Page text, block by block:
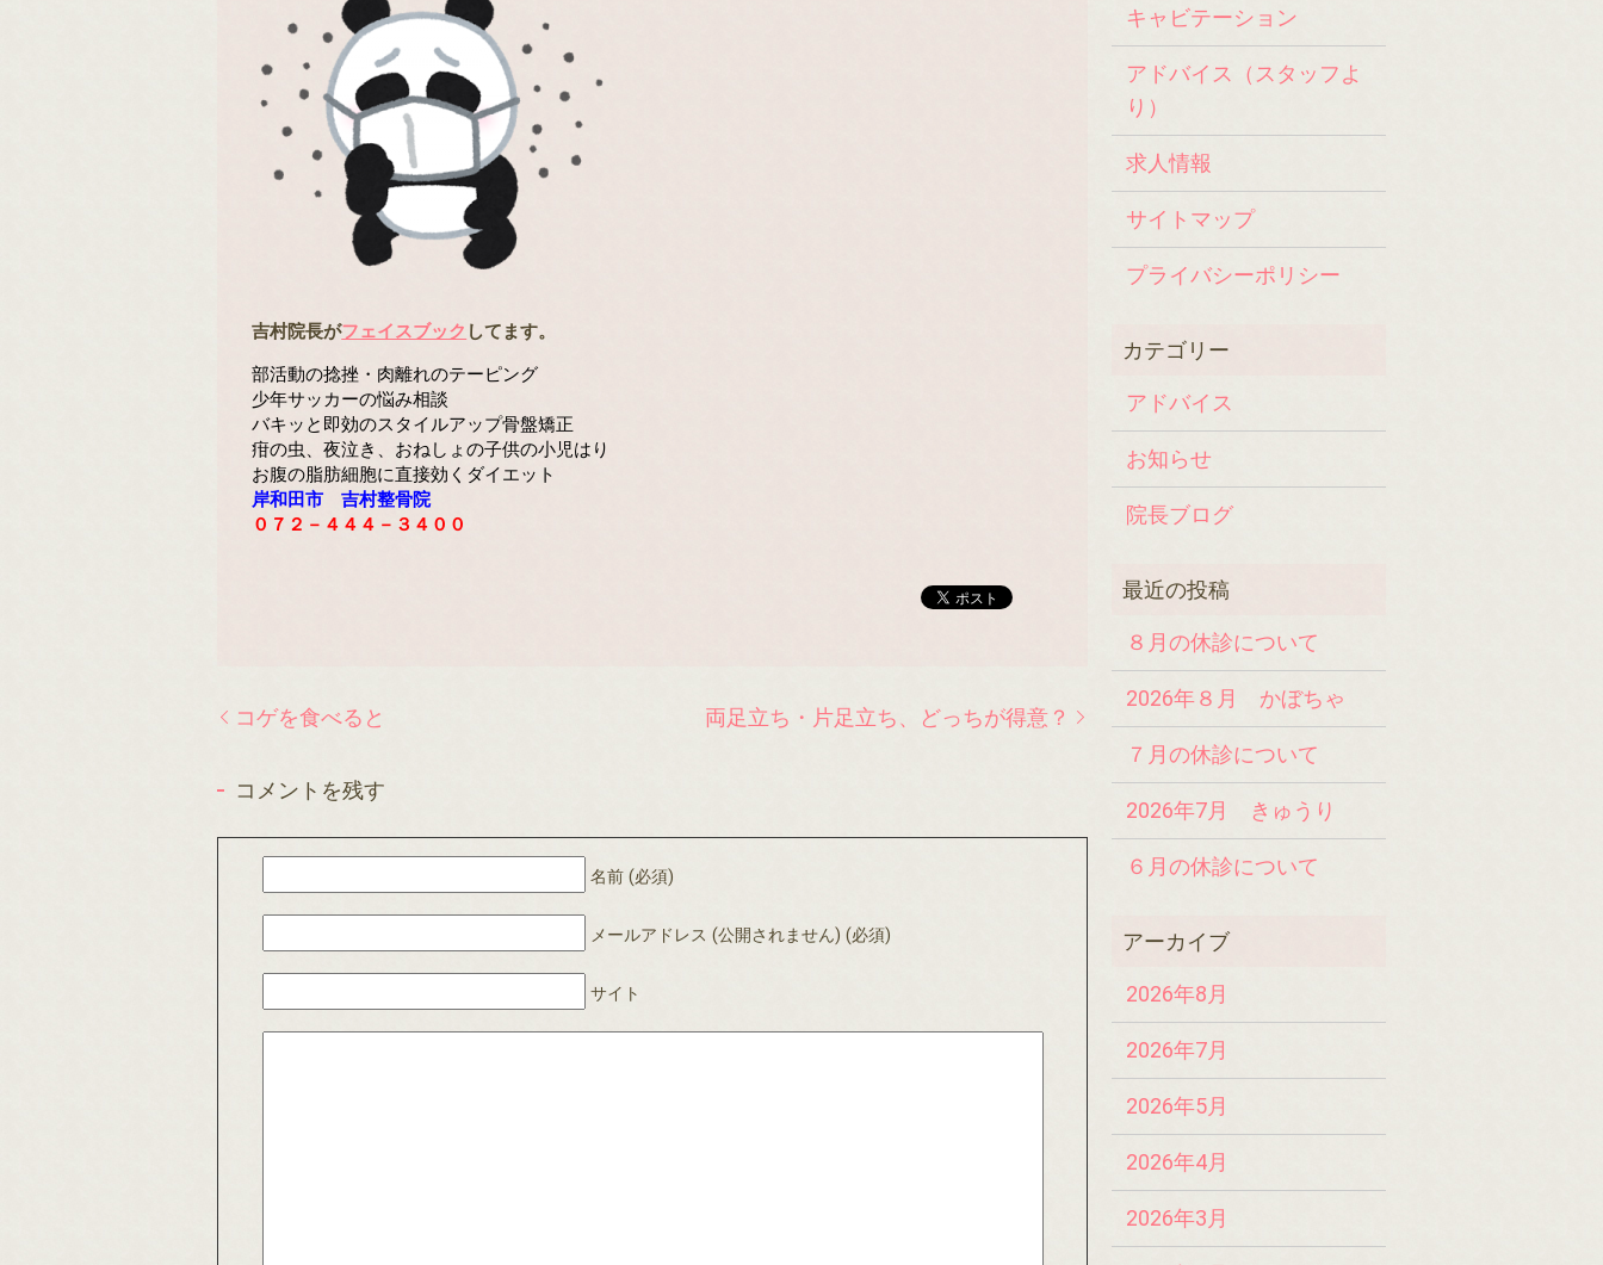
吉村院長がフェイスブック してます。
部活動の捻挫・肉離れのテーピング
少年サッカーの悩み相談
バキッと即効のスタイルアップ骨盤矯正
疳の虫、夜泣き、おねしょの子供の小児はり
お腹の脂肪細胞に直接効くダイエット
岸和田市 吉村整骨院
０７２－４４４－３４００
コゲを食べると 両足立ち・片足立ち、どっちが得意？
コメントを残す
名前 (必須)
メールアドレス (公開されません) (必須)
サイト
キャビテーション
アドバイス（スタッフよ
り）
求人情報
サイトマップ
プライバシーポリシー
アドバイス
お知らせ
院長ブログ
８月の休診について
2026年８月 かぼちゃ
７月の休診について
2026年7月 きゅうり
６月の休診について
2026年8月
2026年7月
2026年5月
2026年4月
2026年3月